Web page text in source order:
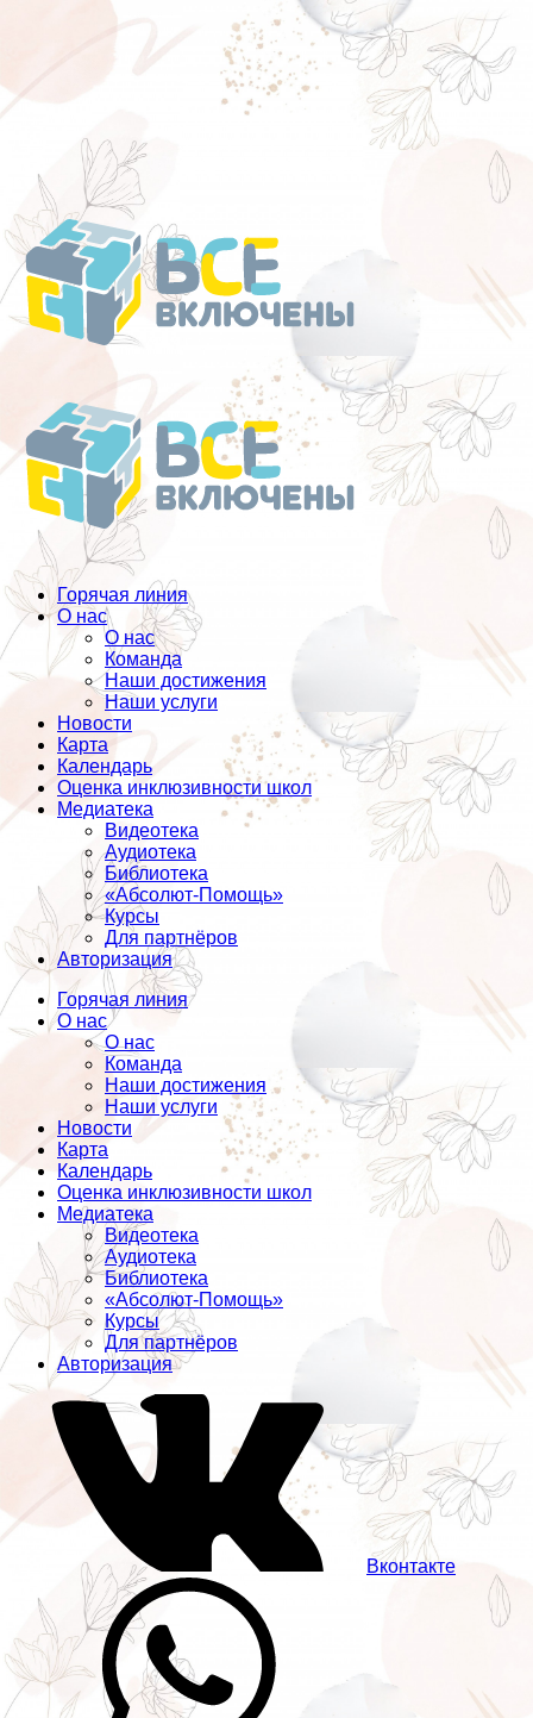
Перейти
к
содержанию
Горячая линия
О нас
О нас
Команда
Наши достижения
Наши услуги
Новости
Карта
Календарь
Оценка инклюзивности школ
Медиатека
Видеотека
Аудиотека
Библиотека
«Абсолют-Помощь»
Курсы
Для партнёров
Авторизация
Горячая линия
О нас
О нас
Команда
Наши достижения
Наши услуги
Новости
Карта
Календарь
Оценка инклюзивности школ
Медиатека
Видеотека
Аудиотека
Библиотека
«Абсолют-Помощь»
Курсы
Для партнёров
Авторизация
Вконтакте